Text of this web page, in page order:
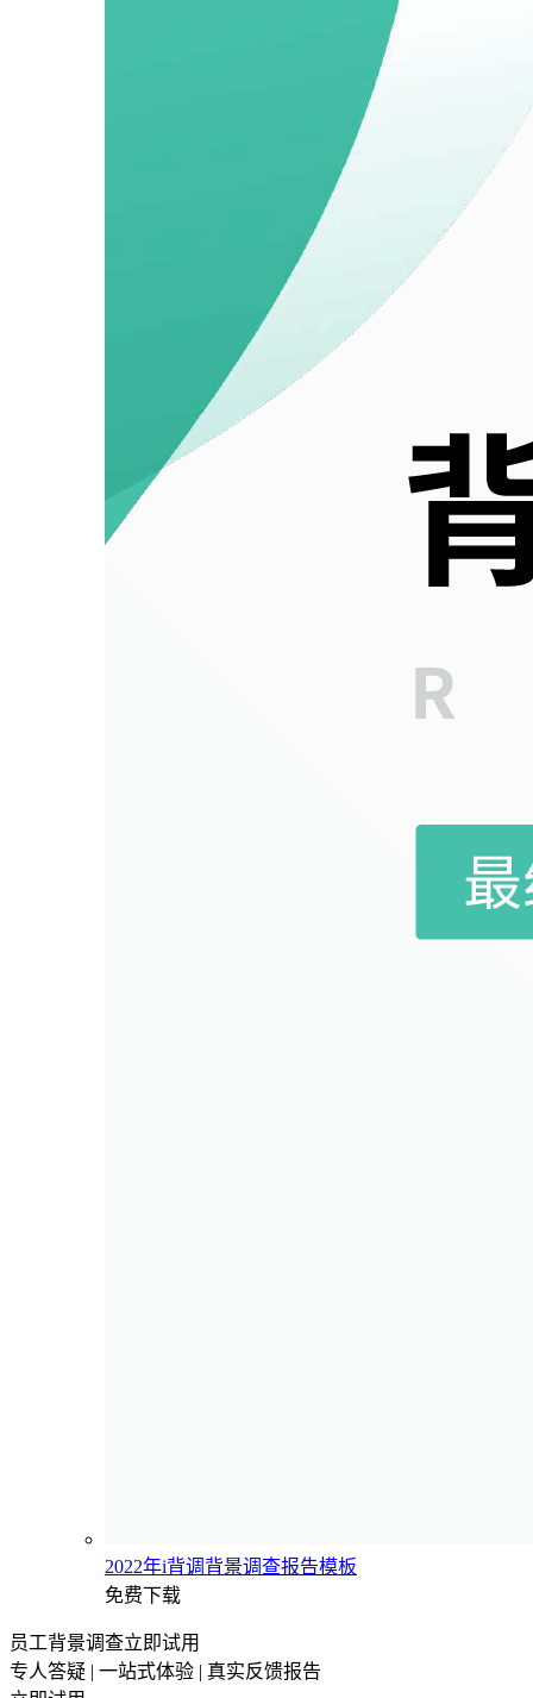
2022年i背调背景调查报告模板
免费下载
员工背景调查立即试用
专人答疑 | 一站式体验 | 真实反馈报告